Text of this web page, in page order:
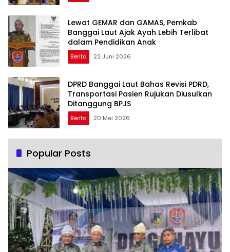
Lewat GEMAR dan GAMAS, Pemkab
Banggai Laut Ajak Ayah Lebih Terlibat
dalam Pendidikan Anak
Berita 22 Juni 2026
DPRD Banggai Laut Bahas Revisi PDRD,
Transportasi Pasien Rujukan Diusulkan
Ditanggung BPJS
Berita 20 Mei 2026
Popular Posts